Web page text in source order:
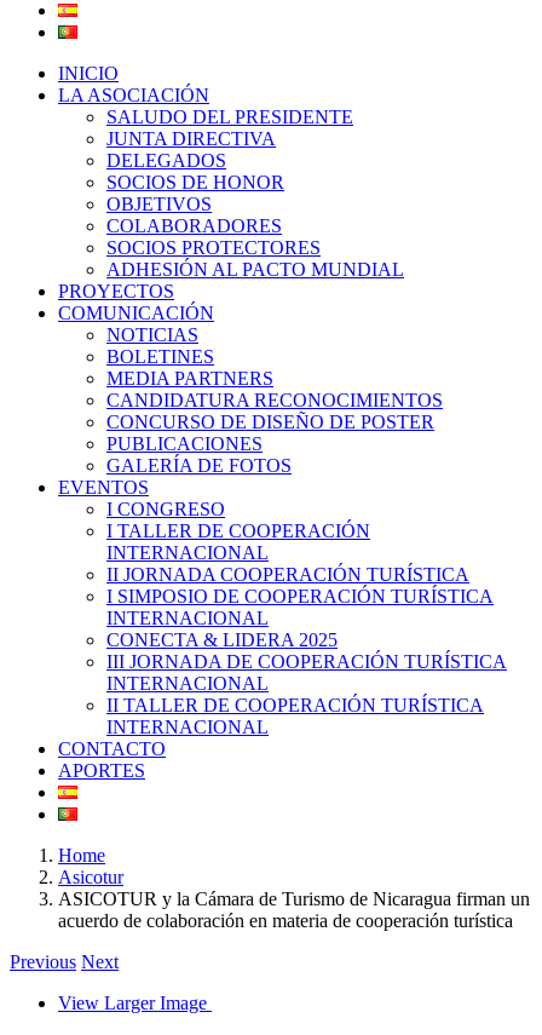
INICIO
LA ASOCIACIÓN
SALUDO DEL PRESIDENTE
JUNTA DIRECTIVA
DELEGADOS
SOCIOS DE HONOR
OBJETIVOS
COLABORADORES
SOCIOS PROTECTORES
ADHESIÓN AL PACTO MUNDIAL
PROYECTOS
COMUNICACIÓN
NOTICIAS
BOLETINES
MEDIA PARTNERS
CANDIDATURA RECONOCIMIENTOS
CONCURSO DE DISEÑO DE POSTER
PUBLICACIONES
GALERÍA DE FOTOS
EVENTOS
I CONGRESO
I TALLER DE COOPERACIÓN
INTERNACIONAL
II JORNADA COOPERACIÓN TURÍSTICA
I SIMPOSIO DE COOPERACIÓN TURÍSTICA
INTERNACIONAL
CONECTA & LIDERA 2025
III JORNADA DE COOPERACIÓN TURÍSTICA
INTERNACIONAL
II TALLER DE COOPERACIÓN TURÍSTICA
INTERNACIONAL
CONTACTO
APORTES
Home
Asicotur
ASICOTUR y la Cámara de Turismo de Nicaragua firman un
acuerdo de colaboración en materia de cooperación turística
Previous Next
View Larger Image